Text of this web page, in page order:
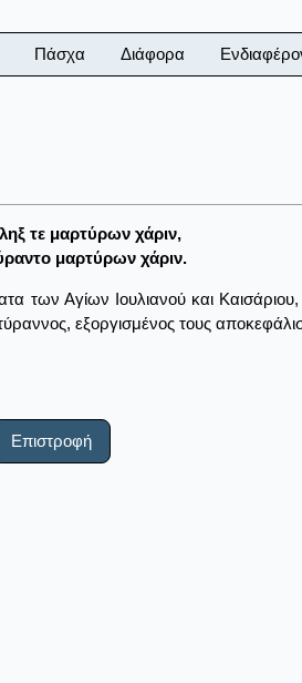
Πάσχα Διάφορα
τε μαρτύρων χάριν,
μαρτύρων χάριν.
των Αγίων Ιουλιανού και
εξοργισμένος τους
Επιστροφή